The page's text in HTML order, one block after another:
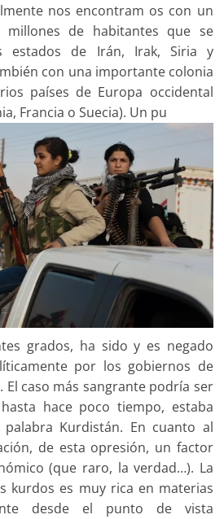
nos encontram os con un
de habitantes que se
estados de Irán, Irak, Siria y
con una importante colonia
países de Europa occidental
Francia o Suecia). Un pu
grados, ha sido y es negado
por los gobiernos de
El caso más sangrante podría ser
hace poco tiempo, estaba
Kurdistán. En cuanto al
de esta opresión, un factor
(que raro, la verdad…). La
kurdos es muy rica en materias
desde el punto de vista